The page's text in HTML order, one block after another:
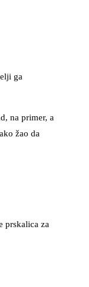
ga
na primer, a
žao da
prskalica za